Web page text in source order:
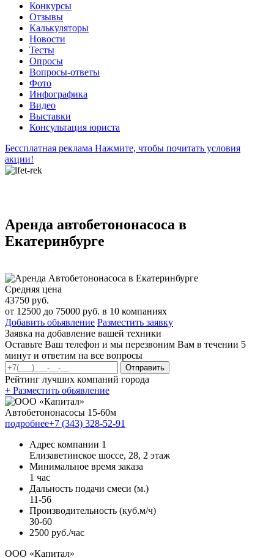
Конкурсы
Отзывы
Калькуляторы
Новости
Тесты
Опросы
Вопросы-ответы
Фото
Инфографика
Видео
Выставки
Консультация юриста
Бессплатная реклама Нажмите, чтобы почитать условия
акции!
Аренда автобетононасоса в
Екатеринбурге
Средняя цена
43750 руб.
от 12500 до 75000 руб. в 10 компаниях
Добавить обьявление Разместить заявку
Заявка на добавление вашей техники
Оставьте Ваш телефон и мы перезвоним Вам в течении 5
минут и ответим на все вопросы
Отправить
Рейтинг лучших компаний города
+ Разместить обьявление
Автобетононасосы 15-60м
подробнее+7 (343) 328-52-91
Адрес компании 1
Елизаветинское шоссе, 28, 2 этаж
Минимальное время заказа
1 час
Дальность подачи смеси (м.)
11-56
Производительность (куб.м/ч)
30-60
2500 руб./час
ООО «Капитал»